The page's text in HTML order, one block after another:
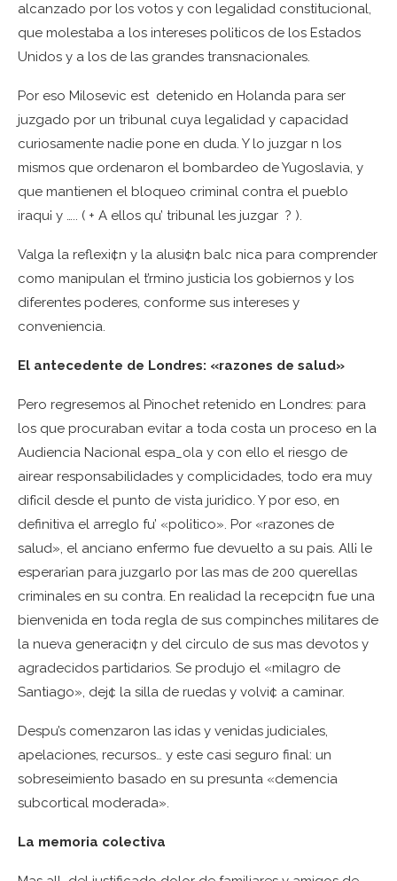
alcanzado por los votos y con legalidad constitucional,
que molestaba a los intereses pol¡ticos de los Estados
Unidos y a los de las grandes transnacionales.
Por eso Milosevic est detenido en Holanda para ser
juzgado por un tribunal cuya legalidad y capacidad
curiosamente nadie pone en duda. Y lo juzgar n los
mismos que ordenaron el bombardeo de Yugoslavia, y
que mantienen el bloqueo criminal contra el pueblo
iraqu¡ y ….. ( + A ellos qu’ tribunal les juzgar ? ).
Valga la reflexi¢n y la alusi¢n balc nica para comprender
como manipulan el t’rmino justicia los gobiernos y los
diferentes poderes, conforme sus intereses y
conveniencia.
El antecedente de Londres: «razones de salud»
Pero regresemos al Pinochet retenido en Londres: para
los que procuraban evitar a toda costa un proceso en la
Audiencia Nacional espa_ola y con ello el riesgo de
airear responsabilidades y complicidades, todo era muy
dif¡cil desde el punto de vista jur¡dico. Y por eso, en
definitiva el arreglo fu’ «pol¡tico». Por «razones de
salud», el anciano enfermo fue devuelto a su pa¡s. All¡ le
esperar¡an para juzgarlo por las mas de 200 querellas
criminales en su contra. En realidad la recepci¢n fue una
bienvenida en toda regla de sus compinches militares de
la nueva generaci¢n y del c¡rculo de sus mas devotos y
agradecidos partidarios. Se produjo el «milagro de
Santiago», dej¢ la silla de ruedas y volvi¢ a caminar.
Despu’s comenzaron las idas y venidas judiciales,
apelaciones, recursos… y este casi seguro final: un
sobreseimiento basado en su presunta «demencia
subcortical moderada».
La memoria colectiva